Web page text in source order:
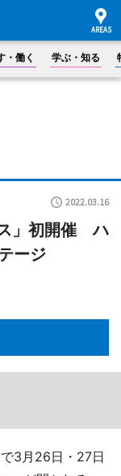
・働く 学ぶ・知る
2022.03.16
」初開催 ハ
ージ
3月26日・27日